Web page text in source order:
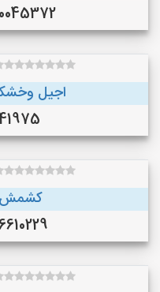
اجیل
کشمش